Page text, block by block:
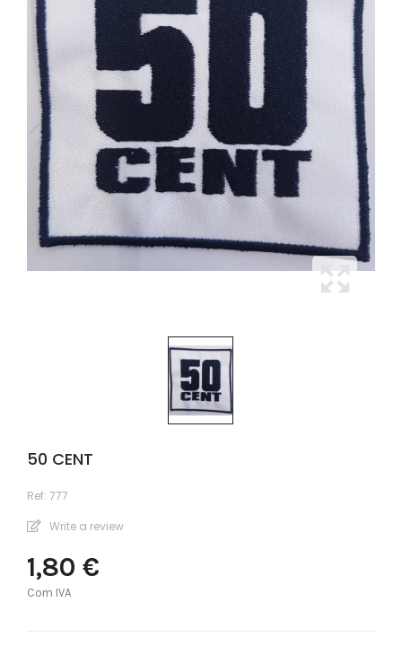
50 CENT
Ref: 777
Write a review
1,80 €
Com IVA